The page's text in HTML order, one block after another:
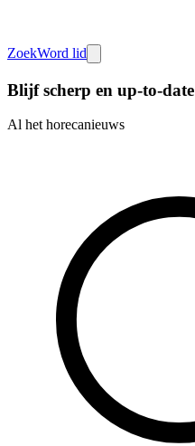
ZoekWord lid
Blijf scherp en up-to-date
Al het horecanieuws